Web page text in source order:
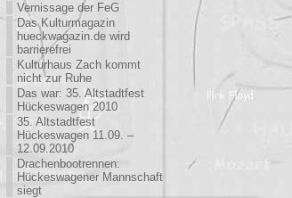
Vernissage der FeG
Das Kulturmagazin
hueckwagazin.de wird
barrierefrei
Kulturhaus Zach kommt
nicht zur Ruhe
Das war: 35. Altstadtfest
Hückeswagen 2010
35. Altstadtfest
Hückeswagen 11.09. –
12.09.2010
Drachenbootrennen:
Hückeswagener Mannschaft
siegt